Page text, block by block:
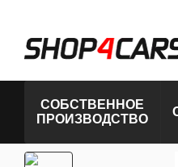
СОБСТВЕННОЕ
ПРОИЗВОДСТВО